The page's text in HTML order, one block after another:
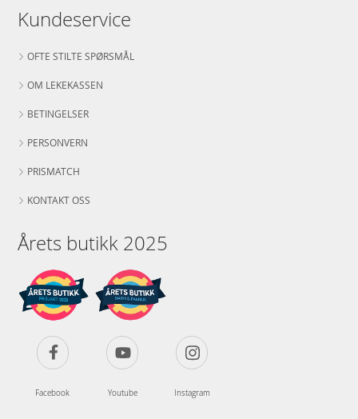
Kundeservice
OFTE STILTE SPØRSMÅL
OM LEKEKASSEN
BETINGELSER
PERSONVERN
PRISMATCH
KONTAKT OSS
Årets butikk 2025
Facebook Youtube Instagram